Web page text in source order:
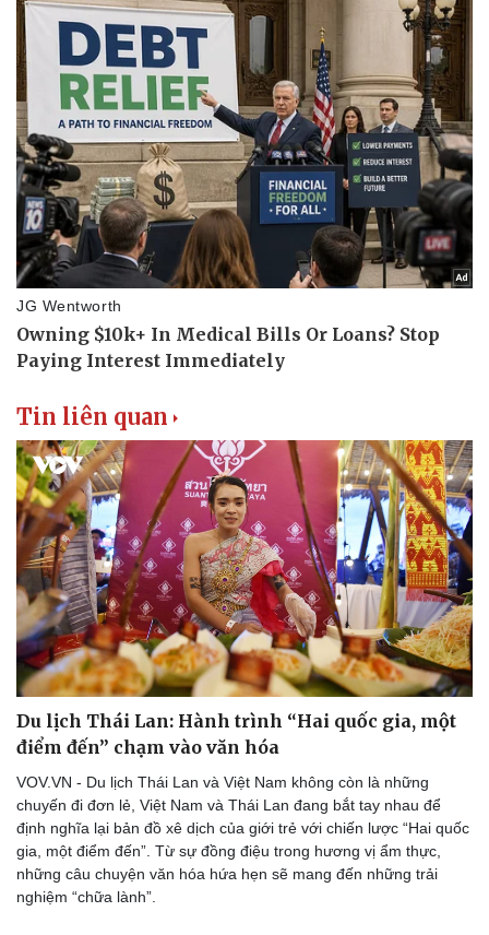
Doanh nghiệp
Thông tin doanh nghiệp
Doanh nghiệp 24h
Doanh nhân
Vì cộng đồng
Công nghệ
Sành điệu
Tin Công nghệ
Trải nghiệm
Chuyển đổi số
Sức khỏe
Dinh dưỡng - món ngon
Cây thuốc
Sản phụ khoa
Nhi khoa
Nam khoa
Làm đẹp - giảm cân
Phòng mạch online
Ăn sạch sống khỏe
Đời sống
Nhà đẹp
Blog
Tình yêu - Gia đình
Tin liên quan
Du lịch Thái Lan: Hành trình “Hai quốc gia, một
điểm đến” chạm vào văn hóa
VOV.VN - Du lịch Thái Lan và Việt Nam không còn là những
chuyến đi đơn lẻ, Việt Nam và Thái Lan đang bắt tay nhau để
định nghĩa lại bản đồ xê dịch của giới trẻ với chiến lược “Hai quốc
gia, một điểm đến”. Từ sự đồng điệu trong hương vị ẩm thực,
những câu chuyện văn hóa hứa hẹn sẽ mang đến những trải
nghiệm “chữa lành”.